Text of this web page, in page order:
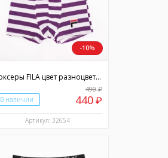
-10%
Боксеры FILA цвет разноцветный
В наличии
490₽
440 ₽
Артикул: 32654